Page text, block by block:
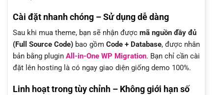
Cài đặt nhanh chóng – Sử dụng dễ dàng
Sau khi mua theme, bạn sẽ nhận được mã nguồn đầy đủ
(Full Source Code) bao gồm Code + Database, được nhân
bản bằng plugin All-in-One WP Migration. Bạn chỉ cần cài
đặt lên hosting là có ngay giao diện giống demo 100%.
Linh hoạt trong tùy chỉnh – Không giới hạn số